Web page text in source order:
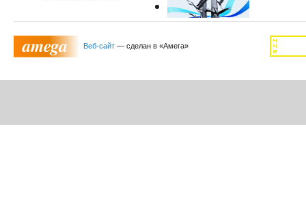
Отдел культуры Октябрьского района
Веб-сайт— сделан в «Амега»